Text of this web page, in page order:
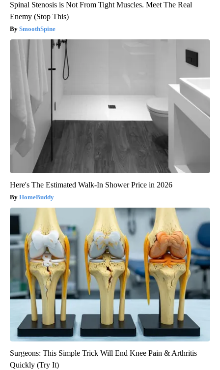
Spinal Stenosis is Not From Tight Muscles. Meet The Real
Enemy (Stop This)
SmoothSpine
Here's The Estimated Walk-In Shower Price in 2026
HomeBuddy
Surgeons: This Simple Trick Will End Knee Pain & Arthritis
Quickly (Try It)